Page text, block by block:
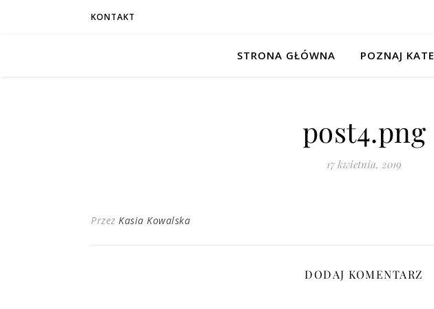
KONTAKT
STRONA GŁÓWNA POZNAJ KATE
post4.png
17 kwietnia, 2019
Przez Kasia Kowalska
DODAJ KOMENTARZ